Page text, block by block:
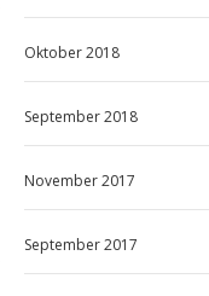
Oktober 2018
September 2018
November 2017
September 2017